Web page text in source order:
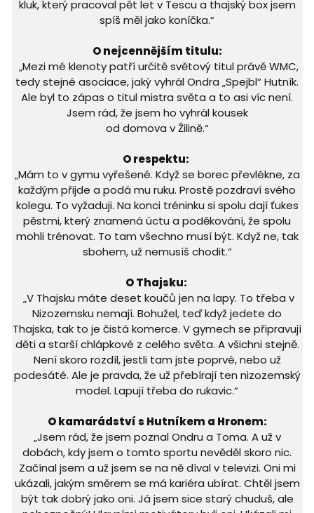
kluk, který pracoval pět let v Tescu a thajský box jsem
spíš měl jako koníčka.“
O nejcennějším titulu:
„Mezi mé klenoty patří určitě světový titul právě WMC,
tedy stejné asociace, jaký vyhrál Ondra „Spejbl“ Hutník.
Ale byl to zápas o titul mistra světa a to asi víc není.
Jsem rád, že jsem ho vyhrál kousek
od domova v Žilině.“
O respektu:
„Mám to v gymu vyřešené. Když se borec převlékne, za
každým přijde a podá mu ruku. Prostě pozdraví svého
kolegu. To vyžaduji. Na konci tréninku si spolu dají ťukes
pěstmi, který znamená úctu a poděkování, že spolu
mohli trénovat. To tam všechno musí být. Když ne, tak
sbohem, už nemusíš chodit.“
O Thajsku:
„V Thajsku máte deset koučů jen na lapy. To třeba v
Nizozemsku nemají. Bohužel, teď když jedete do
Thajska, tak to je čistá komerce. V gymech se připravují
děti a starší chlápkové z celého světa. A všichni stejně.
Není skoro rozdíl, jestli tam jste poprvé, nebo už
podesáté. Ale je pravda, že už přebírají ten nizozemský
model. Lapují třeba do rukavic.“
O kamarádství s Hutníkem a Hronem:
„Jsem rád, že jsem poznal Ondru a Toma. A už v
dobách, kdy jsem o tomto sportu nevěděl skoro nic.
Začínal jsem a už jsem se na ně díval v televizi. Oni mi
ukázali, jakým směrem se má kariéra ubírat. Chtěl jsem
být tak dobrý jako oni. Já jsem sice starý chuduš, ale